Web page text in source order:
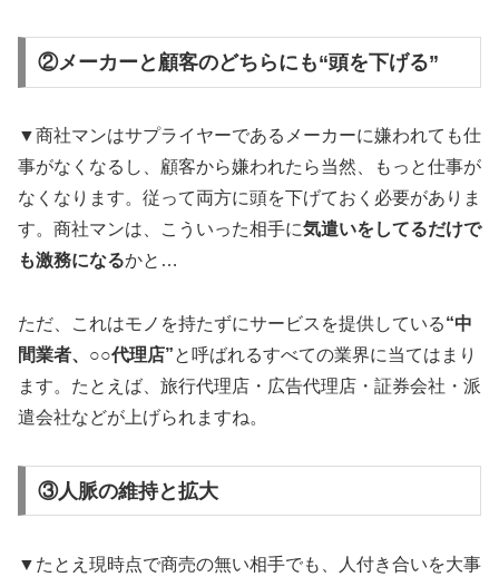
②メーカーと顧客のどちらにも“頭を下げる”
▼商社マンはサプライヤーであるメーカーに嫌われても仕
事がなくなるし、顧客から嫌われたら当然、もっと仕事が
なくなります。従って両方に頭を下げておく必要がありま
す。商社マンは、こういった相手に気遣いをしてるだけで
も激務になるかと…
ただ、これはモノを持たずにサービスを提供している“中
間業者、○○代理店”と呼ばれるすべての業界に当てはまり
ます。たとえば、旅行代理店・広告代理店・証券会社・派
遣会社などが上げられますね。
③人脈の維持と拡大
▼たとえ現時点で商売の無い相手でも、人付き合いを大事